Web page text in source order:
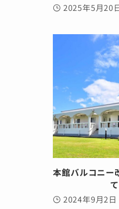
2025年5月20
本館バルコニー
て
2024年9月2日